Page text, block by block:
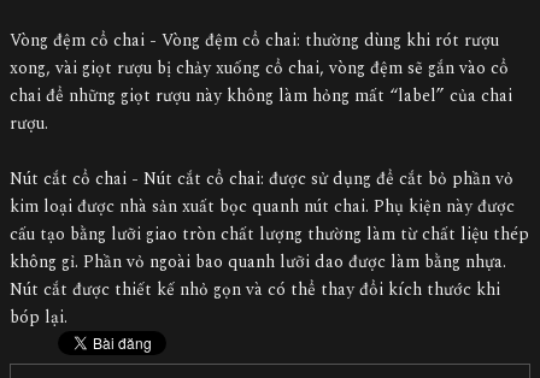
Vòng đệm cổ chai - Vòng đệm cổ chai: thường dùng khi rót rượu
xong, vài giọt rượu bị chảy xuống cổ chai, vòng đệm sẽ gắn vào cổ
chai để những giọt rượu này không làm hỏng mất “label” của chai
rượu.
Nút cắt cổ chai - Nút cắt cổ chai: được sử dụng để cắt bỏ phần vỏ
kim loại được nhà sản xuất bọc quanh nút chai. Phụ kiện này được
cấu tạo bằng lưỡi giao tròn chất lượng thường làm từ chất liệu thép
không gỉ. Phần vỏ ngoài bao quanh lưỡi dao được làm bằng nhựa.
Nút cắt được thiết kế nhỏ gọn và có thể thay đổi kích thước khi
bóp lại.